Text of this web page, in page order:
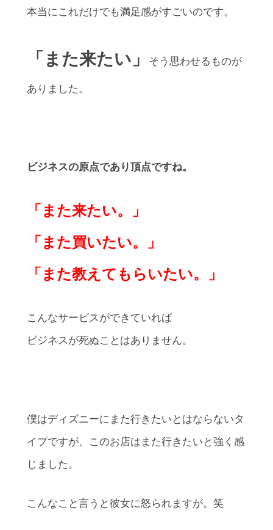
本当にこれだけでも満足感がすごいのです。
「また来たい」 そう思わせるものが
ありました。
ビジネスの原点であり頂点ですね。
「また来たい。」
「また買いたい。」
「また教えてもらいたい。」
こんなサービスができていれば
ビジネスが死ぬことはありません。
僕はディズニーにまた行きたいとはならないタ
イプですが、このお店はまた行きたいと強く感
じました。
こんなこと言うと彼女に怒られますが。笑